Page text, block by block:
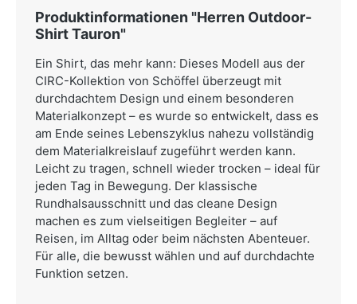
Produktinformationen "Herren Outdoor-
Shirt Tauron"
Ein Shirt, das mehr kann: Dieses Modell aus der
CIRC-Kollektion von Schöffel überzeugt mit
durchdachtem Design und einem besonderen
Materialkonzept – es wurde so entwickelt, dass es
am Ende seines Lebenszyklus nahezu vollständig
dem Materialkreislauf zugeführt werden kann.
Leicht zu tragen, schnell wieder trocken – ideal für
jeden Tag in Bewegung. Der klassische
Rundhalsausschnitt und das cleane Design
machen es zum vielseitigen Begleiter – auf
Reisen, im Alltag oder beim nächsten Abenteuer.
Für alle, die bewusst wählen und auf durchdachte
Funktion setzen.